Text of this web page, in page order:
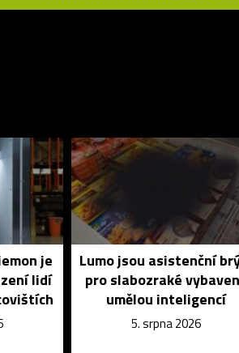
je
lidí
Lumo jsou asistenční
pro slabozraké
umělou inteligencí
5. srpna 2026